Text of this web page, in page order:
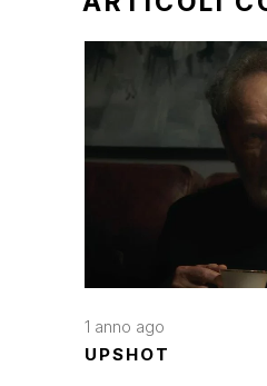
1 anno ago
UPSHOT